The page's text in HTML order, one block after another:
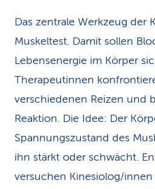
Ihre Therapeutin oder Ihr
Krankenkasse anerkannt ist.
Das zentrale Werkzeug der
Muskeltest. Damit sollen
Lebensenergie im Körper
Therapeutinnen
verschiedenen Reizen und
Reaktion. Die Idee: Der
Spannungszustand des
ihn stärkt oder schwächt.
versuchen Kinesiolog/